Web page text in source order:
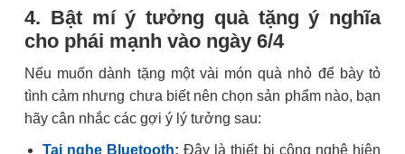
4. Bật mí ý tưởng quà tặng ý nghĩa
cho phái mạnh vào ngày 6/4
Nếu muốn dành tặng một vài món quà nhỏ để bày tỏ
tình cảm nhưng chưa biết nên chọn sản phẩm nào, bạn
hãy cân nhắc các gợi ý lý tưởng sau:
Tai nghe Bluetooth: Đây là thiết bị công nghệ hiện